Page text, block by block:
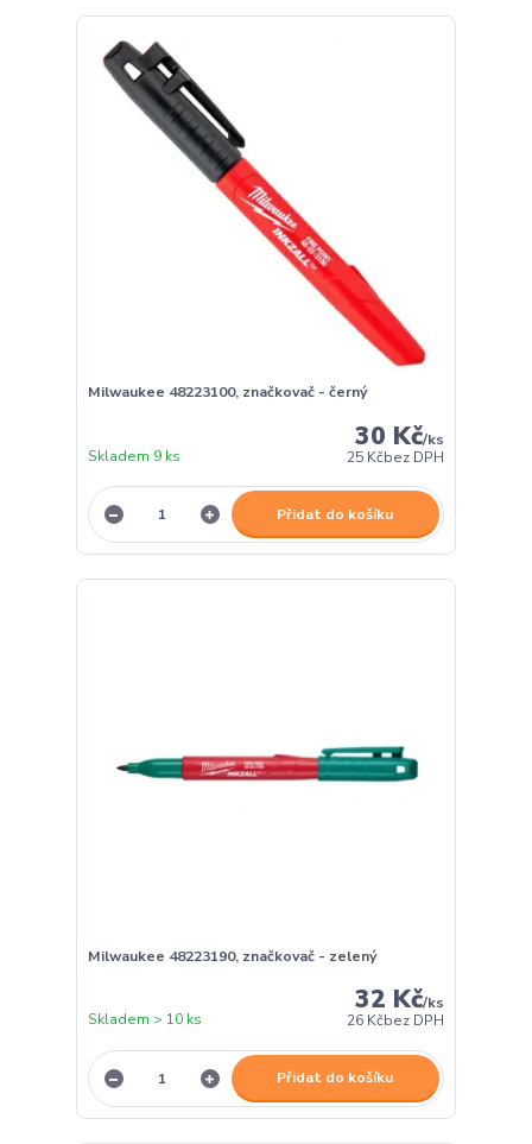
Milwaukee 48223100, značkovač - černý
30 Kč/ks
25 Kčbez DPH
Skladem 9 ks
Přidat do košíku
Milwaukee 48223190, značkovač - zelený
32 Kč/ks
26 Kčbez DPH
Skladem > 10 ks
Přidat do košíku